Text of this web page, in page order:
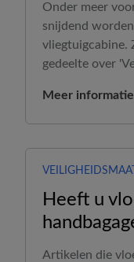
Onder meer
snijdend
vliegtuigcabine.
gedeelte over
Meer informatie
Heeft u
Artikelen die